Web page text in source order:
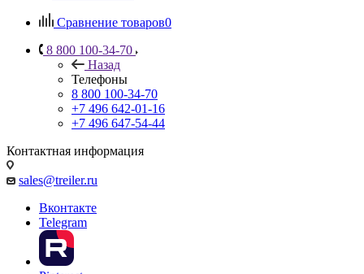
Сравнение товаров0
8 800 100-34-70
Назад
Телефоны
8 800 100-34-70
+7 496 642-01-16
+7 496 647-54-44
Контактная информация
sales@treiler.ru
Вконтакте
Telegram